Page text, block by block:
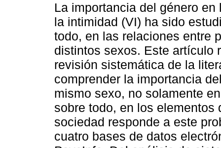
La importancia del género en
la intimidad (VI) ha sido
todo, en las relaciones entre
distintos sexos. Este artículo
revisión sistemática de la
comprender la importancia
mismo sexo, no solamente
sobre todo, en los
sociedad responde a este
cuatro bases de datos